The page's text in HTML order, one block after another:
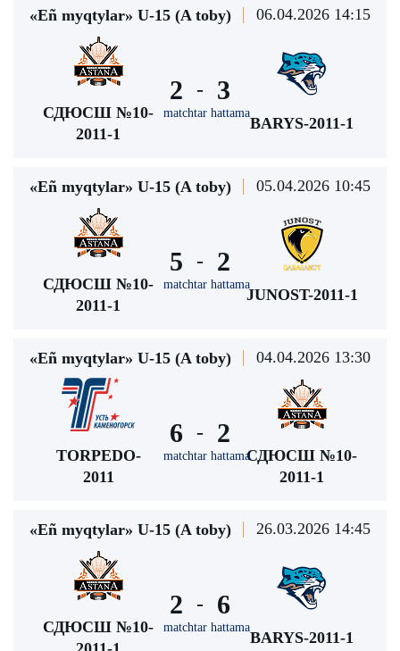
«Eñ myqtylar» U-15 (A toby) 06.04.2026 14:15
СДЮСШ №10-
2011-1
2 -
matchtar hattama
3
BARYS-2011-1
«Eñ myqtylar» U-15 (A toby) 05.04.2026 10:45
СДЮСШ №10-
2011-1
5 -
matchtar hattama
2
JUNOST-2011-1
«Eñ myqtylar» U-15 (A toby) 04.04.2026 13:30
TORPEDO-
2011
6 -
matchtar hattama
2
СДЮСШ №10-
2011-1
«Eñ myqtylar» U-15 (A toby) 26.03.2026 14:45
СДЮСШ №10-
2 -
matchtar hattama
6
BARYS-2011-1